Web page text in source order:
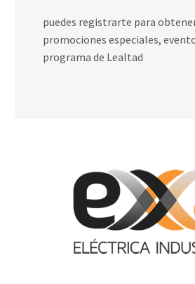
puedes registrarte para
promociones especiales,
programa de Lealtad